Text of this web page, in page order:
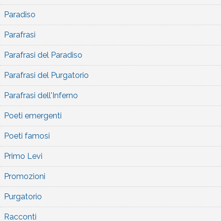
Paradiso
Parafrasi
Parafrasi del Paradiso
Parafrasi del Purgatorio
Parafrasi dell'Inferno
Poeti emergenti
Poeti famosi
Primo Levi
Promozioni
Purgatorio
Racconti